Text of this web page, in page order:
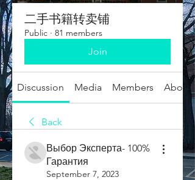
二手书籍转卖铺
Public · 81 members
Join
Discussion Media Members About
Back
Выбор Эксперта- 100%
Гарантия
September 7, 2023